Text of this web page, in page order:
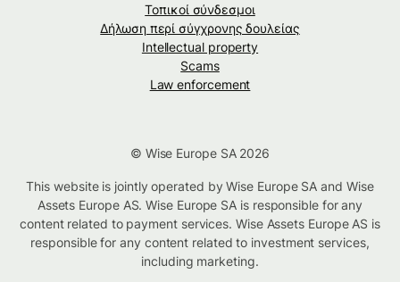
Τοπικοί σύνδεσμοι
Δήλωση περί σύγχρονης δουλείας
Intellectual property
Scams
Law enforcement
© Wise Europe SA 2026
This website is jointly operated by Wise Europe SA and Wise
Assets Europe AS. Wise Europe SA is responsible for any
content related to payment services. Wise Assets Europe AS is
responsible for any content related to investment services,
including marketing.